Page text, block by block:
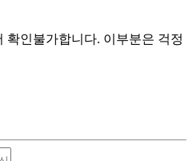
확인불가합니다. 이부분은 걱정